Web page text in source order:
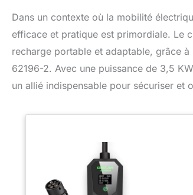
Dans un contexte où la mobilité
efficace et pratique est primordiale. Le
recharge portable et adaptable, grâce
62196-2. Avec une puissance de 3,5
un allié indispensable pour sécuriser et